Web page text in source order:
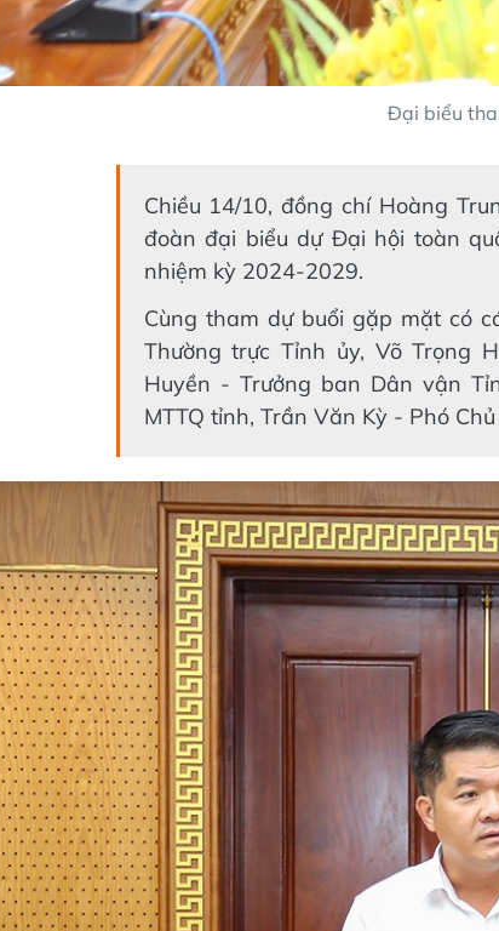
Đại biểu
Chiều 14/10, đồng chí Hoàng
đoàn đại biểu dự Đại hội toàn
nhiệm kỳ 2024-2029.
Cùng tham dự buổi gặp mặt có
Thường trực Tỉnh ủy, Võ Trọng
Huyền - Trưởng ban Dân vận
MTTQ tỉnh, Trần Văn Kỳ - Phó